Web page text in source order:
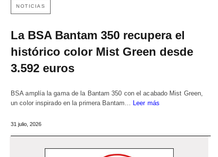
NOTICIAS
La BSA Bantam 350 recupera el
histórico color Mist Green desde
3.592 euros
BSA amplía la gama de la Bantam 350 con el acabado Mist Green,
un color inspirado en la primera Bantam… Leer más
31 julio, 2026